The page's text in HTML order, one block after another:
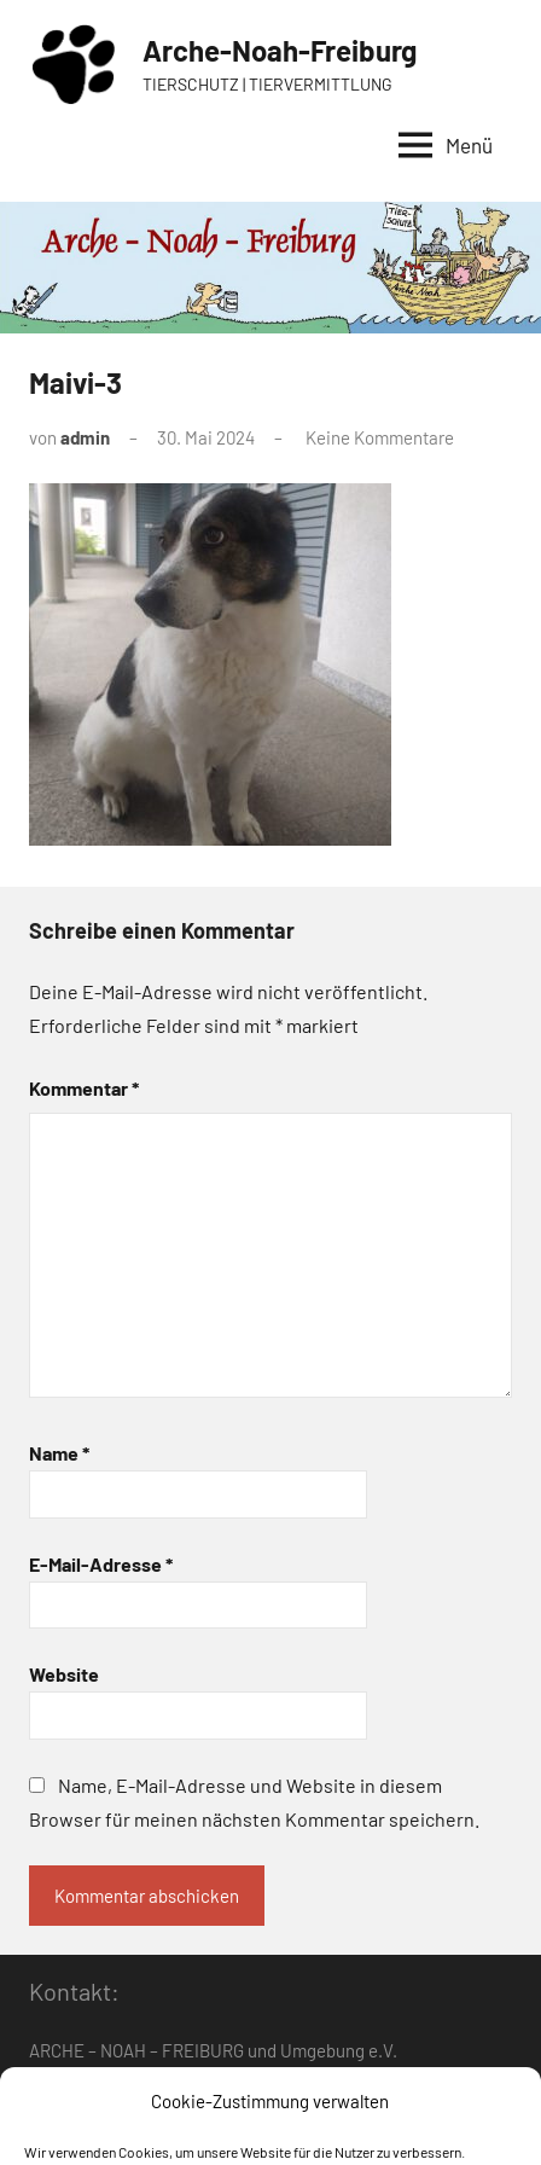
Cookie-Zustimmung verwalten
Wir verwenden Cookies, um unsere Website für die Nutzer zu verbessern.
Inhalt
springen
Arche-Noah-Freiburg
TIERSCHUTZ | TIERVERMITTLUNG
Menü
Maivi-3
von admin 30. Mai 2024 Keine Kommentare
Schreibe einen Kommentar
Deine E-Mail-Adresse wird nicht veröffentlicht.
Erforderliche Felder sind mit * markiert
Kommentar*
Name*
E-Mail-Adresse*
Website
Name, E-Mail-Adresse und Website in diesem
Browser für meinen nächsten Kommentar speichern.
Kontakt:
ARCHE – NOAH – FREIBURG und Umgebung e.V.
arche-noah-freiburg[at]freenet.de